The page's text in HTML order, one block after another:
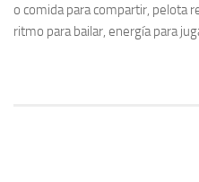
o comida para compartir, pelota
ritmo para bailar, energía para